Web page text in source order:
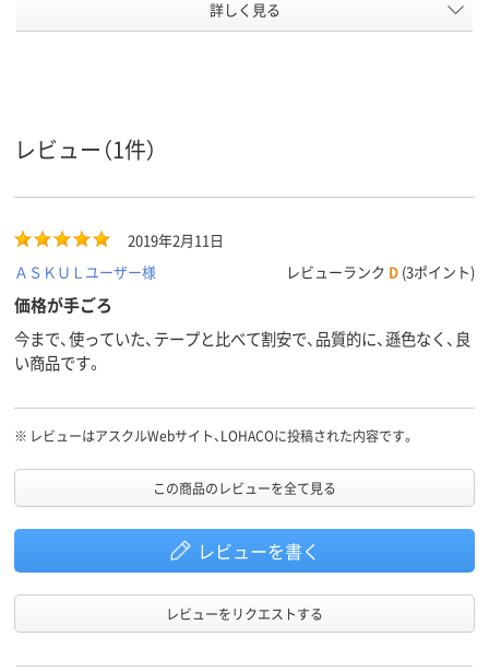
20 10 30
詳しく見る
レビュー（1件）
2019年2月11日
ＡＳＫＵＬユーザー様
レビューランク D (3ポイント)
価格が手ごろ
今まで、使っていた、テープと比べて割安で、品質的に、遜色なく、良
い商品です。
※ レビューはアスクルWebサイト、LOHACOに投稿された内容です。
この商品のレビューを全て見る
レビューを書く
レビューをリクエストする